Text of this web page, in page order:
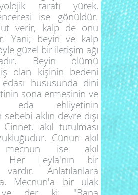
tarafı yürek,
ise gönüldür.
verir, kalp de onu
Yani; beyin ve kalp
güzel bir iletişim ağı
Beyin ölümü
olan kişinin bedeni
hususunda dini
sona ermesinin ve
eda ehliyetinin
aklın devre dışı
Cinnet, akıl tutulması
Cünun akıl
mecnun ise akıl
Her Leyla'nın bir
Anlatılanlara
Mecnun'a bir ulak
ve der ki; "Bana